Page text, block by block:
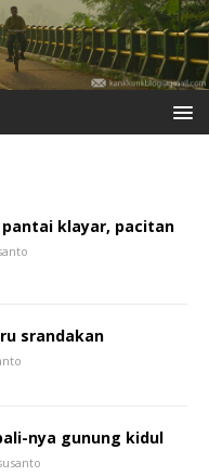
klayar, pacitan
srandakan
nya gunung kidul